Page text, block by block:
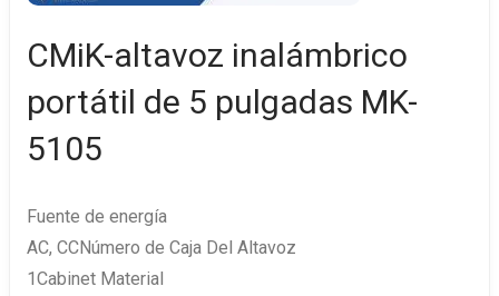
CMiK-altavoz inalámbrico
portátil de 5 pulgadas MK-
5105
Fuente de energía
AC, CCNúmero de Caja Del Altavoz
1Cabinet Material